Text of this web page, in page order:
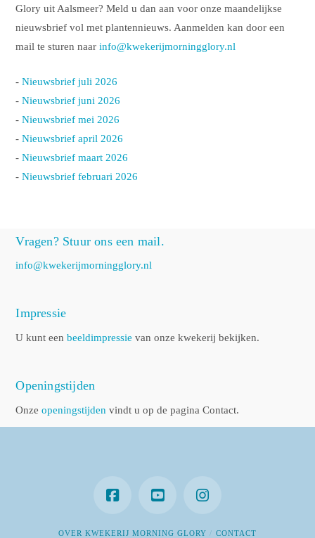
Glory uit Aalsmeer? Meld u dan aan voor onze maandelijkse
nieuwsbrief vol met plantennieuws. Aanmelden kan door een
mail te sturen naarinfo@kwekerijmorningglory.nl
-Nieuwsbrief juli 2026
-Nieuwsbrief juni 2026
-Nieuwsbrief mei 2026
-Nieuwsbrief april 2026
-Nieuwsbrief maart 2026
-Nieuwsbrief februari 2026
Vragen? Stuur ons een mail.
info@kwekerijmorningglory.nl
Impressie
U kunt eenbeeldimpressie van onze kwekerij bekijken.
Openingstijden
Onzeopeningstijden vindt u op de pagina Contact.
OVER KWEKERIJ MORNING GLORY CONTACT